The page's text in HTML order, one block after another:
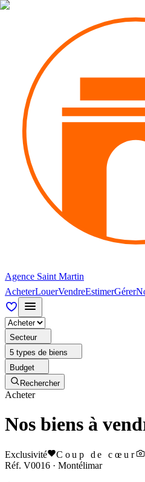
Agence Saint Martin
AcheterLouerVendreEstimerGérer
Secteur
5 types de biens
Budget
Rechercher
Acheter
Nos biens à
Exclusivité Coup de cœur
Réf. V0016 · Montélimar